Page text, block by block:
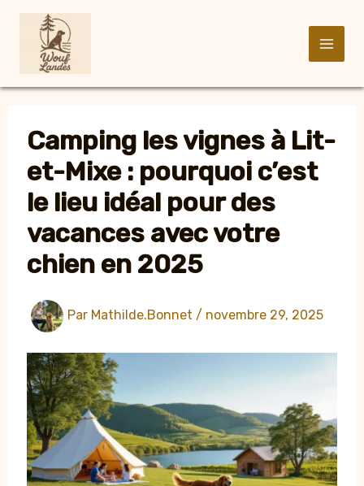
Aller
contenuCamping les vignes à Lit-
et-Mixe : pourquoi c’est
le lieu idéal pour des
vacances avec votre
chien en 2025
Par Mathilde.Bonnet / novembre 29, 2025